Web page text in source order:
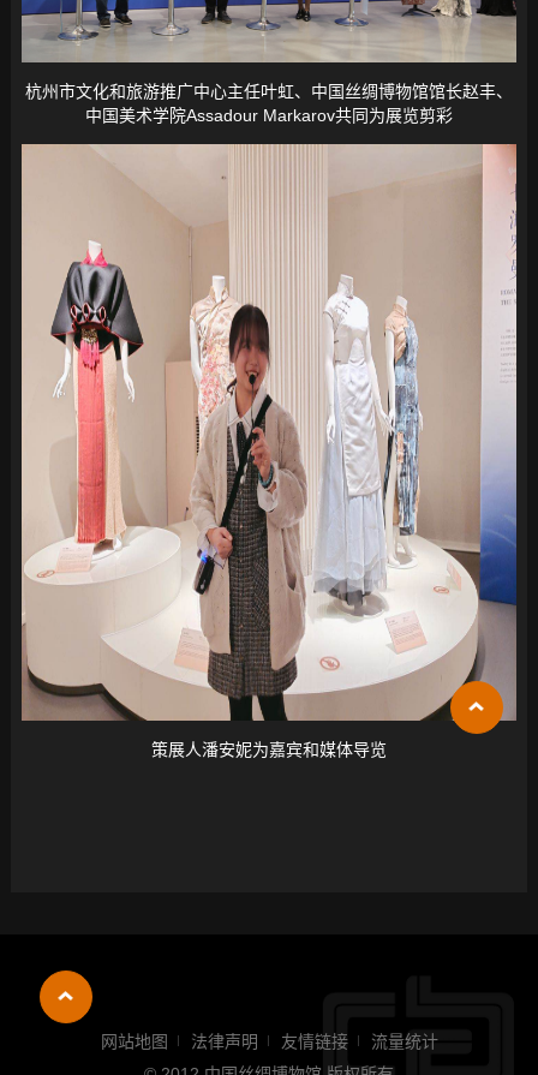
杭州市文化和旅游推广中心主任叶虹、中国丝绸博物馆馆长赵丰、
中国美术学院Assadour Markarov共同为展览剪彩
策展人潘安妮为嘉宾和媒体导览
网站地图 法律声明 友情链接
流量统计